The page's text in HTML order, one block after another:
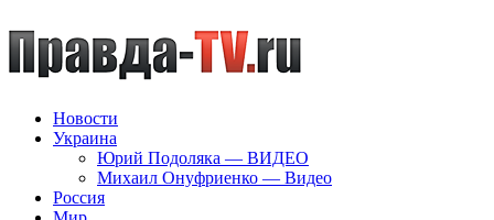
Новости
Украина
Юрий Подоляка — ВИДЕО
Михаил Онуфриенко — Видео
Россия